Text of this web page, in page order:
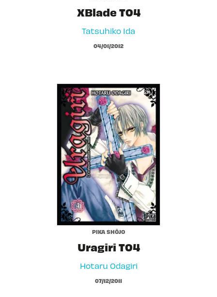
XBlade T04
Tatsuhiko Ida
04/01/2012
PIKA SHÔJO
Uragiri T04
Hotaru Odagiri
07/12/2011